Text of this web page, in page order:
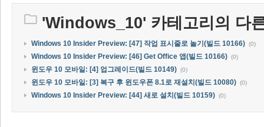
'Windows_10' 카테고리의 다
Windows 10 Insider Preview: [47] 작업 표시줄로 놀기(빌드 10166) (0)
Windows 10 Insider Preview: [46] Get Office 앱(빌드 10166) (0)
윈도우 10 모바일: [4] 업그레이드(빌드 10149) (0)
윈도우 10 모바일: [3] 복구 후 윈도우폰 8.1로 재설치(빌드 10080) (0)
Windows 10 Insider Preview: [44] 새로 설치(빌드 10159) (0)